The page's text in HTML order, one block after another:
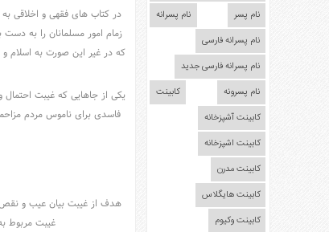
نام پسر
نام پسرانه
نام پسرانه فارسی
نام پسرانه فارسی جدید
نام پسرونه
کابینت
کابینت آشپزخانه
کابینت اشپزخانه
کابینت مدرن
کابینت هایگلاس
کابینت وکیوم
در کتاب هاى فقهى و اخلاقى
زمام امور مسلمانان را به
که در غیر این صورت به اسلام
یکى از جاهایى که غیبت
فاسدى براى ناموس مردم
هدف از غیبت بیان عیب و نقص
غیبت مربوط